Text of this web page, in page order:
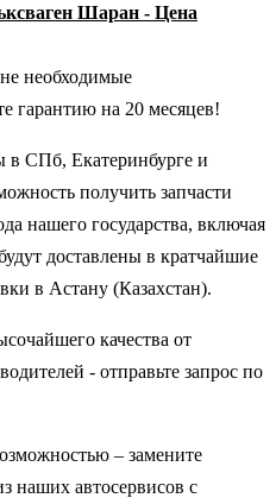
Шаран - Цена
необходимые
гарантию на 20 месяцев!
СПб, Екатеринбурге и
получить запчасти
нашего государства, включая
доставлены в кратчайшие
в Астану (Казахстан).
качества от
- отправьте запрос по
– замените
наших автосервисов с